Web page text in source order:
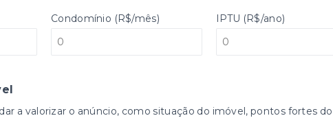
Condomínio (R$/mês) IPTU (R$/ano)
a valorizar o anúncio, como situação do imóvel, pontos fortes